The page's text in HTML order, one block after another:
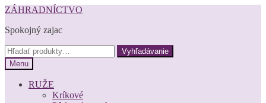
Preskočiť
navigáciu
Preskočiť
obsah
ZÁHRADNÍCTVO
Spokojný zajac
Hľadať:
Vyhľadávanie
Menu
RUŽE
Kríkové